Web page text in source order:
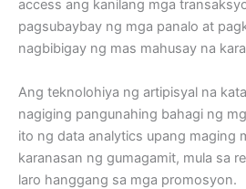
access ang kanilang mga
pagsubaybay ng mga panalo at
nagbibigay ng mas mahusay na
Ang teknolohiya ng artipisyal na
nagiging pangunahing bahagi ng
ito ng data analytics upang maging
karanasan ng gumagamit, mula sa
laro hanggang sa mga promosyon.